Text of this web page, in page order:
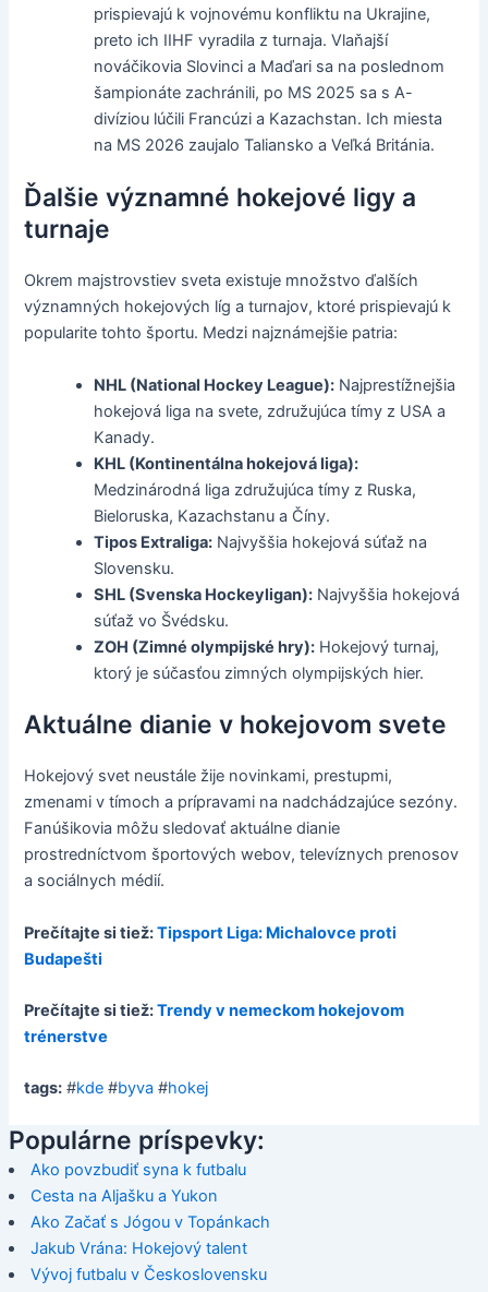
prispievajú k vojnovému konfliktu na Ukrajine,
preto ich IIHF vyradila z turnaja. Vlaňajší
nováčikovia Slovinci a Maďari sa na poslednom
šampionáte zachránili, po MS 2025 sa s A-
divíziou lúčili Francúzi a Kazachstan. Ich miesta
na MS 2026 zaujalo Taliansko a Veľká Británia.
Ďalšie významné hokejové ligy a
turnaje
Okrem majstrovstiev sveta existuje množstvo ďalších
významných hokejových líg a turnajov, ktoré prispievajú k
popularite tohto športu. Medzi najznámejšie patria:
NHL (National Hockey League): Najprestížnejšia
hokejová liga na svete, združujúca tímy z USA a
Kanady.
KHL (Kontinentálna hokejová liga):
Medzinárodná liga združujúca tímy z Ruska,
Bieloruska, Kazachstanu a Číny.
Tipos Extraliga: Najvyššia hokejová súťaž na
Slovensku.
SHL (Svenska Hockeyligan): Najvyššia hokejová
súťaž vo Švédsku.
ZOH (Zimné olympijské hry): Hokejový turnaj,
ktorý je súčasťou zimných olympijských hier.
Aktuálne dianie v hokejovom svete
Hokejový svet neustále žije novinkami, prestupmi,
zmenami v tímoch a prípravami na nadchádzajúce sezóny.
Fanúšikovia môžu sledovať aktuálne dianie
prostredníctvom športových webov, televíznych prenosov
a sociálnych médií.
Prečítajte si tiež:Tipsport Liga: Michalovce proti
Budapešti
Prečítajte si tiež:Trendy v nemeckom hokejovom
trénerstve
tags: #kde #byva #hokej
Populárne príspevky:
Ako povzbudiť syna k futbalu
Cesta na Aljašku a Yukon
Ako Začať s Jógou v Topánkach
Jakub Vrána: Hokejový talent
Vývoj futbalu v Československu